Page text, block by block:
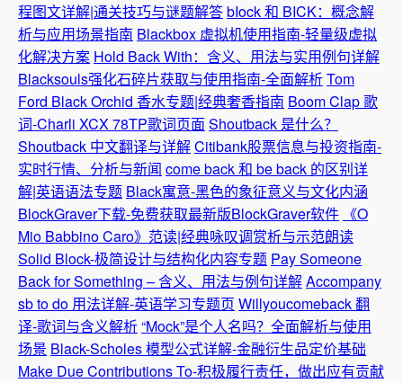
程图文详解|通关技巧与谜题解答bIock 和 BICK：概念解
析与应用场景指南 Blackbox 虚拟机使用指南-轻量级虚拟
化解决方案 Hold Back With：含义、用法与实用例句详解
Blacksouls强化石碎片获取与使用指南-全面解析Tom
Ford Black Orchid 香水专题|经典奢香指南 Boom Clap 歌
词-Charli XCX 78TP歌词页面Shoutback 是什么？
Shoutback 中文翻译与详解Citibank股票信息与投资指南-
实时行情、分析与新闻 come back 和 be back 的区别详
解|英语语法专题 Black寓意-黑色的象征意义与文化内涵
BlockGraver下载-免费获取最新版BlockGraver软件 《O
Mio Babbino Caro》范读|经典咏叹调赏析与示范朗读
Solid Block-极简设计与结构化内容专题 Pay Someone
Back for Something – 含义、用法与例句详解Accompany
sb to do 用法详解-英语学习专题页 Willyoucomeback 翻
译-歌词与含义解析“Mock”是个人名吗？全面解析与使用
场景 Black-Scholes 模型公式详解-金融衍生品定价基础
Make Due Contributions To-积极履行责任，做出应有贡献